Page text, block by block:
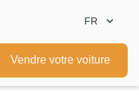
FR
Vendre votre voiture